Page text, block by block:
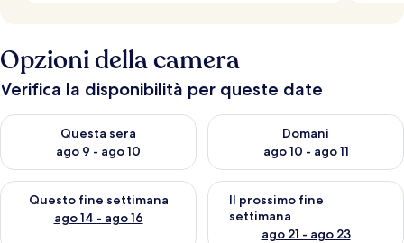
Opzioni della camera
Verifica la disponibilità per queste date
Questa sera
ago 9 - ago 10
Verifica la disponibilità per questa sera, ago 9 - ago 10
Domani
ago 10 - ago 11
Verifica la disponibilità per
Questo fine settimana
ago 14 - ago 16
Verifica la disponibilità per questo fine settimana, ago 14 -
Il prossimo fine
settimana
ago 21 - ago 23
Verifica la disponibilità per il